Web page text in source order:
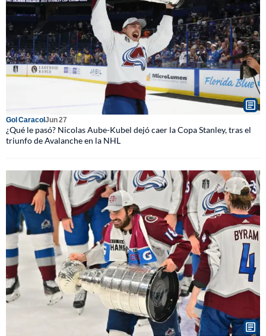
Gol CaracolJun 27
¿Qué le pasó? Nicolas Aube-Kubel dejó caer la Copa Stanley, tras el
triunfo de Avalanche en la NHL